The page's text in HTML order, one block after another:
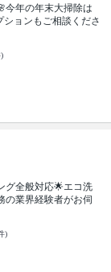
今年の年末大掃除は
ションもご相談くださ
グ全般対応🌟エコ洗
の業界経験者がお伺
)